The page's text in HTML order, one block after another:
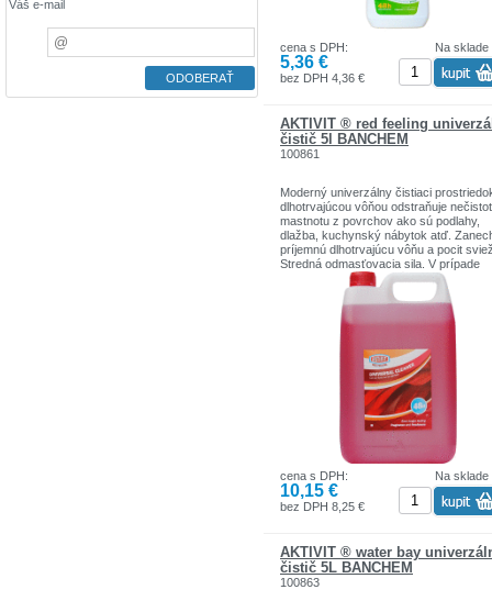
Na sklade
cena s DPH:
5,36 €
bez DPH 4,36 €
AKTIVIT ® red feeling
čistič 5l BANCHEM
100861
Moderný univerzálny čistiaci
dlhotrvajúcou vôňou odstraňuje
mastnotu z povrchov ako sú podlahy,
dlažba, kuchynský nábytok atď.
príjemnú dlhotrvajúcu vôňu a pocit
Stredná odmasťovacia sila. V prípade
potreby odporúčame vôňu stabilizovať
produktami Aktvit osviežovač
textílií. Používajte biocídy bezpečným
spôsobom. Pred použitím si vždy
etiketu a informácie o výrobku.
Na sklade
cena s DPH:
10,15 €
bez DPH 8,25 €
AKTIVIT ® water bay
čistič 5L BANCHEM
100863
Váš e-mail